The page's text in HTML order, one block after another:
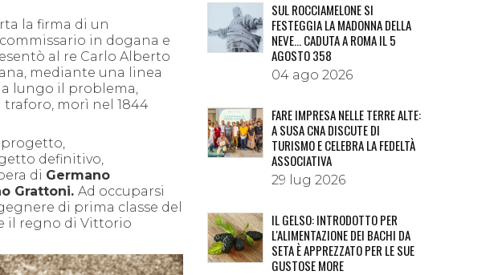
la firma di un
in dogana e
al re Carlo Alberto
mediante una linea
a lungo il problema,
traforo, morì nel 1844
progetto,
definitivo,
di Germano
Grattoni. Ad occuparsi
di prima classe del
il regno di Vittorio
SUL ROCCIAMELONE SI
FESTEGGIA LA MADONNA DELLA
NEVE… CADUTA A ROMA IL 5
AGOSTO 358
04 ago 2026
FARE IMPRESA NELLE TERRE ALTE:
A SUSA CNA DISCUTE DI
TURISMO E CELEBRA LA FEDELTÀ
ASSOCIATIVA
29 lug 2026
IL GELSO: INTRODOTTO PER
L'ALIMENTAZIONE DEI BACHI DA
SETA È APPREZZATO PER LE SUE
GUSTOSE MORE